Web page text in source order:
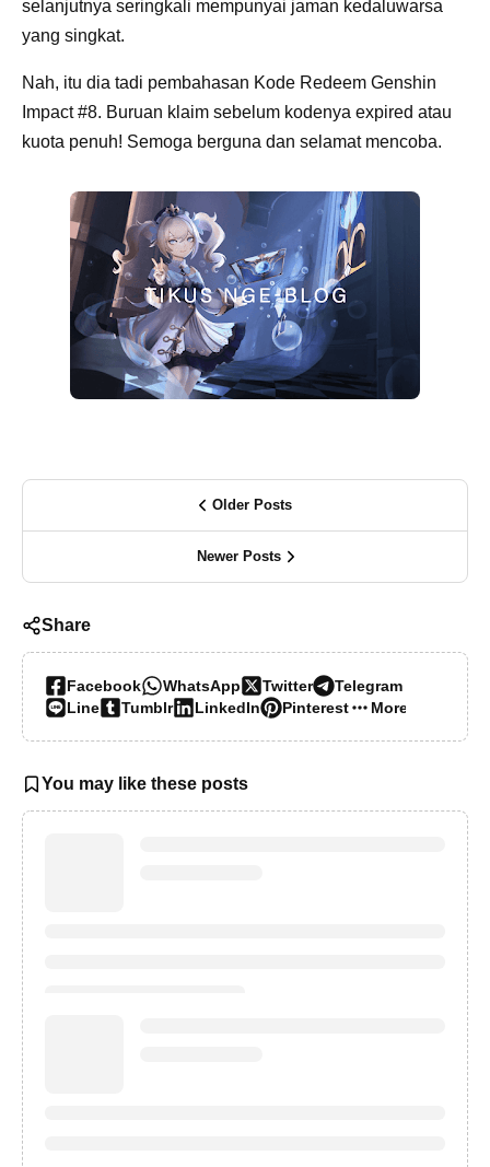
selanjutnya seringkali mempunyai jaman kedaluwarsa
yang singkat.
Nah, itu dia tadi pembahasan Kode Redeem Genshin
Impact #8. Buruan klaim sebelum kodenya expired atau
kuota penuh! Semoga berguna dan selamat mencoba.
Older Posts
Newer Posts
Share
Facebook WhatsApp Twitter
Telegram
Line
Tumblr LinkedIn Pinterest More…
You may like these posts